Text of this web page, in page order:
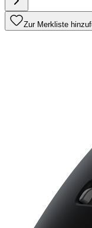
Zur Merkliste